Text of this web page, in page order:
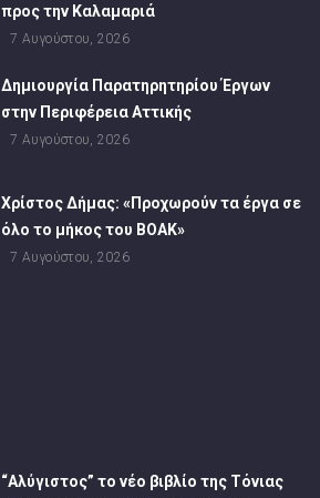
προς την Καλαμαριά
7 Αυγούστου, 2026
Δημιουργία Παρατηρητηρίου Έργων
στην Περιφέρεια Αττικής
7 Αυγούστου, 2026
Χρίστος Δήμας: «Προχωρούν τα έργα σε
όλο το μήκος του ΒΟΑΚ»
7 Αυγούστου, 2026
“Αλύγιστος” το νέο βιβλίο της Τόνιας